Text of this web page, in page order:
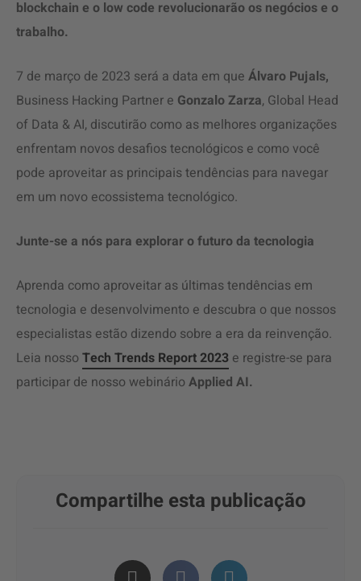
blockchain e o low code revolucionarão os negócios e o
trabalho.
7 de março de 2023 será a data em que Álvaro Pujals,
Business Hacking Partner e Gonzalo Zarza, Global Head
of Data & AI, discutirão como as melhores organizações
enfrentam novos desafios tecnológicos e como você
pode aproveitar as principais tendências para navegar
em um novo ecossistema tecnológico.
Junte-se a nós para explorar o futuro da tecnologia
Aprenda como aproveitar as últimas tendências em
tecnologia e desenvolvimento e descubra o que nossos
especialistas estão dizendo sobre a era da reinvenção.
Leia nosso Tech Trends Report 2023 e registre-se para
participar de nosso webinário Applied AI.
Compartilhe esta publicação